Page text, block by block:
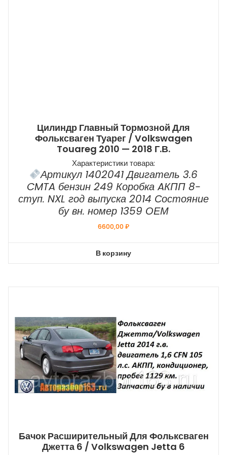
Цилиндр Главный Тормозной Для
Фольксваген Туарег / Volkswagen
Touareg 2010 — 2018 Г.в.
Характеристики товара:
Артикул 1402041 Двигатель 3.6
CMTA бензин 249 Коробка AКПП 8-
ступ. NXL год выпуска 2014 Состояние
бу вн. номер 1359 ОЕМ
6600,00₽
В корзину
Бачок Расширительный Для Фольксваген
Джетта 6 / Volkswagen Jetta 6